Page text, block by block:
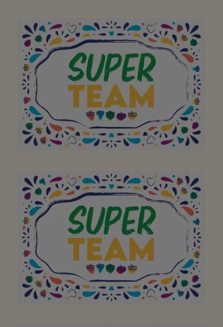
Aan het hele team om
van jullie buurtsuper zo
een geweldige plek te
maken. Bedankt! Doe zo
verder!
Super vriendelijk
personeel, doe zo
verder, heel aangenaam
om er te winkelen